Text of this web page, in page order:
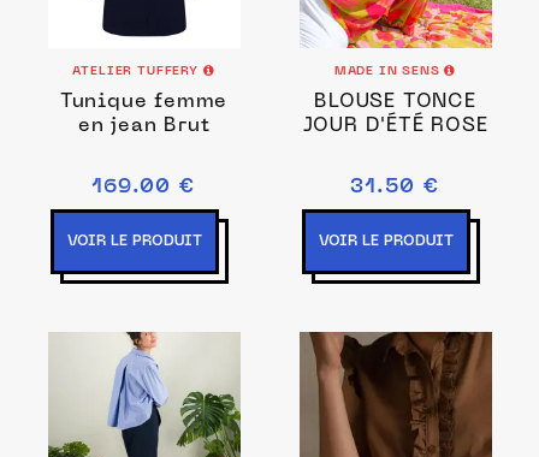
ATELIER TUFFERY
Tunique femme
en jean Brut
169.00 €
VOIR LE PRODUIT
MADE IN SENS
BLOUSE TONCE
JOUR D'ÉTÉ ROSE
31.50 €
VOIR LE PRODUIT